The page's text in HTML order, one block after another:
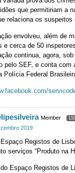
que permitiriam a
relaciona os
envolveu, além de
e cerca de 50
continua, agora,
pelo SEF, e conta com
Polícia Federal
Member
2019
Registos de
serviços “Produto na
Espaço Registos de